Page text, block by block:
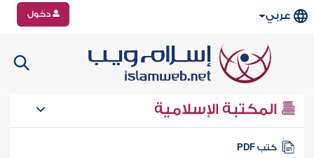
عربي دخول
المكتبة الإسلامية